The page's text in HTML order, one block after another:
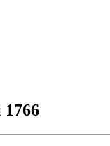
1766